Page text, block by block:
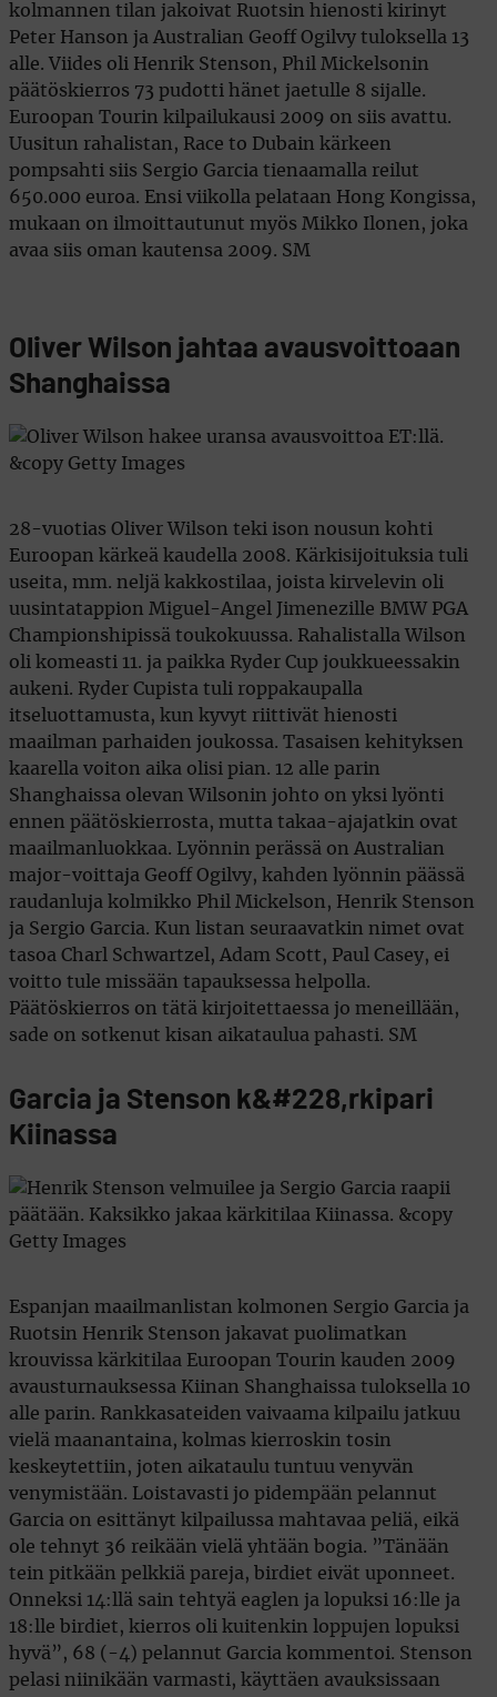
kolmannen tilan jakoivat Ruotsin hienosti kirinyt
Peter Hanson ja Australian Geoff Ogilvy tuloksella 13
alle. Viides oli Henrik Stenson, Phil Mickelsonin
päätöskierros 73 pudotti hänet jaetulle 8 sijalle.
Euroopan Tourin kilpailukausi 2009 on siis avattu.
Uusitun rahalistan, Race to Dubain kärkeen
pompsahti siis Sergio Garcia tienaamalla reilut
650.000 euroa. Ensi viikolla pelataan Hong Kongissa,
mukaan on ilmoittautunut myös Mikko Ilonen, joka
avaa siis oman kautensa 2009. SM
Oliver Wilson jahtaa avausvoittoaan
Shanghaissa
28-vuotias Oliver Wilson teki ison nousun kohti
Euroopan kärkeä kaudella 2008. Kärkisijoituksia tuli
useita, mm. neljä kakkostilaa, joista kirvelevin oli
uusintatappion Miguel-Angel Jimenezille BMW PGA
Championshipissä toukokuussa. Rahalistalla Wilson
oli komeasti 11. ja paikka Ryder Cup joukkueessakin
aukeni. Ryder Cupista tuli roppakaupalla
itseluottamusta, kun kyvyt riittivät hienosti
maailman parhaiden joukossa. Tasaisen kehityksen
kaarella voiton aika olisi pian. 12 alle parin
Shanghaissa olevan Wilsonin johto on yksi lyönti
ennen päätöskierrosta, mutta takaa-ajajatkin ovat
maailmanluokkaa. Lyönnin perässä on Australian
major-voittaja Geoff Ogilvy, kahden lyönnin päässä
raudanluja kolmikko Phil Mickelson, Henrik Stenson
ja Sergio Garcia. Kun listan seuraavatkin nimet ovat
tasoa Charl Schwartzel, Adam Scott, Paul Casey, ei
voitto tule missään tapauksessa helpolla.
Päätöskierros on tätä kirjoitettaessa jo meneillään,
sade on sotkenut kisan aikataulua pahasti. SM
Garcia ja Stenson k&#228,rkipari
Kiinassa
Espanjan maailmanlistan kolmonen Sergio Garcia ja
Ruotsin Henrik Stenson jakavat puolimatkan
krouvissa kärkitilaa Euroopan Tourin kauden 2009
avausturnauksessa Kiinan Shanghaissa tuloksella 10
alle parin. Rankkasateiden vaivaama kilpailu jatkuu
vielä maanantaina, kolmas kierroskin tosin
keskeytettiin, joten aikataulu tuntuu venyvän
venymistään. Loistavasti jo pidempään pelannut
Garcia on esittänyt kilpailussa mahtavaa peliä, eikä
ole tehnyt 36 reikään vielä yhtään bogia. ”Tänään
tein pitkään pelkkiä pareja, birdiet eivät uponneet.
Onneksi 14:llä sain tehtyä eaglen ja lopuksi 16:lle ja
18:lle birdiet, kierros oli kuitenkin loppujen lopuksi
hyvä”, 68 (-4) pelannut Garcia kommentoi. Stenson
pelasi niinikään varmasti, käyttäen avauksissaan